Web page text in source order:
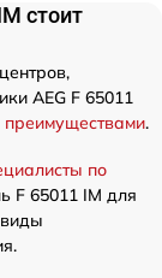
стоит
AEG F 65011
.
по
F 65011 IM для